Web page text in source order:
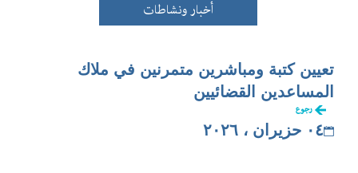
أخبار ونشاطات
تعيين كتبة ومباشرين متمرنين في ملاك
المساعدين القضائيين
رجوع
٠٤ حزيران ، ٢٠٢٦